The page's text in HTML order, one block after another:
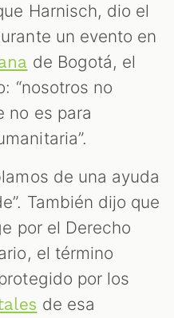
Harnisch, dio el
un evento en
de Bogotá, el
“nosotros no
no es para
de una ayuda
También dijo que
por el Derecho
el término
por los
de esa